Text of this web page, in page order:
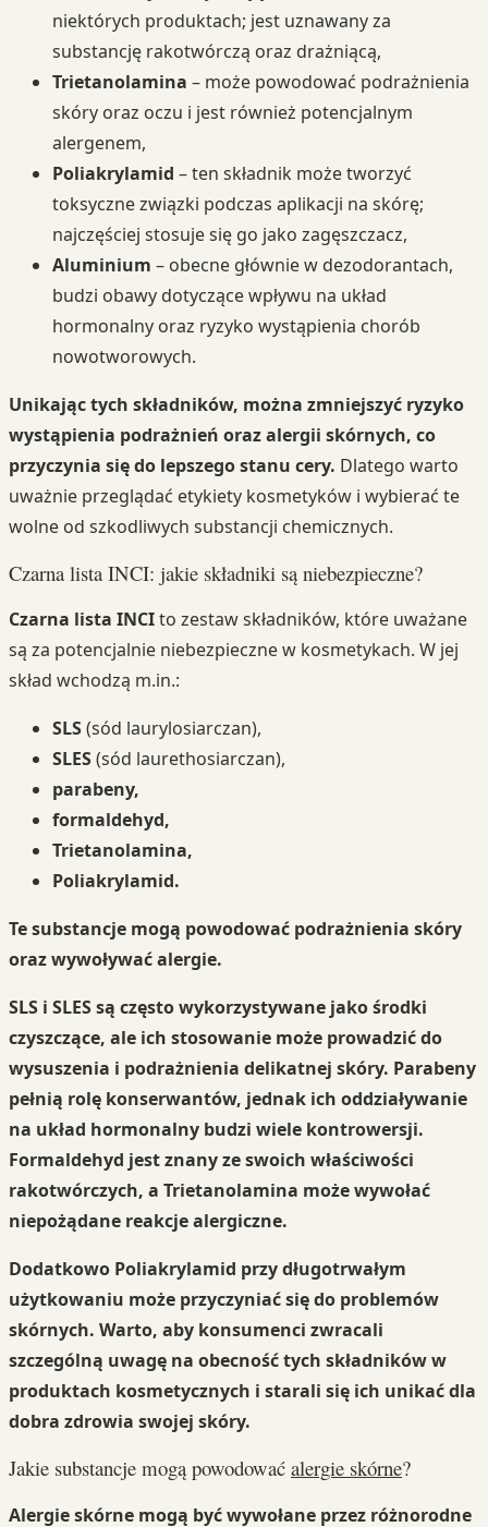
niektórych produktach; jest uznawany za
substancję rakotwórczą oraz drażniącą,
Trietanolamina – może powodować podrażnienia
skóry oraz oczu i jest również potencjalnym
alergenem,
Poliakrylamid – ten składnik może tworzyć
toksyczne związki podczas aplikacji na skórę;
najczęściej stosuje się go jako zagęszczacz,
Aluminium – obecne głównie w dezodorantach,
budzi obawy dotyczące wpływu na układ
hormonalny oraz ryzyko wystąpienia chorób
nowotworowych.
Unikając tych składników, można zmniejszyć ryzyko
wystąpienia podrażnień oraz alergii skórnych, co
przyczynia się do lepszego stanu cery. Dlatego warto
uważnie przeglądać etykiety kosmetyków i wybierać te
wolne od szkodliwych substancji chemicznych.
Czarna lista INCI: jakie składniki są niebezpieczne?
Czarna lista INCIto zestaw składników, które uważane
są za potencjalnie niebezpieczne w kosmetykach. W jej
skład wchodzą m.in.:
SLS(sód laurylosiarczan),
SLES(sód laurethosiarczan),
parabeny,
formaldehyd,
Trietanolamina,
Poliakrylamid.
Te substancje mogą powodować podrażnienia skóry
oraz wywoływać alergie.
SLS i SLESsą często wykorzystywane jako środki
czyszczące, ale ich stosowanie może prowadzić do
wysuszenia i podrażnienia delikatnej skóry. Parabeny
pełnią rolę konserwantów, jednak ich oddziaływanie
na układ hormonalny budzi wiele kontrowersji.
Formaldehyd jest znany ze swoich właściwości
rakotwórczych, a Trietanolamina może wywołać
niepożądane reakcje alergiczne.
Dodatkowo Poliakrylamid przy długotrwałym
użytkowaniu może przyczyniać się do problemów
skórnych. Warto, aby konsumenci zwracali
szczególną uwagę na obecność tych składników w
produktach kosmetycznych i starali się ich unikać dla
dobra zdrowia swojej skóry.
Jakie substancje mogą powodować alergie skórne?
Alergie skórne mogą być wywołane przez różnorodne